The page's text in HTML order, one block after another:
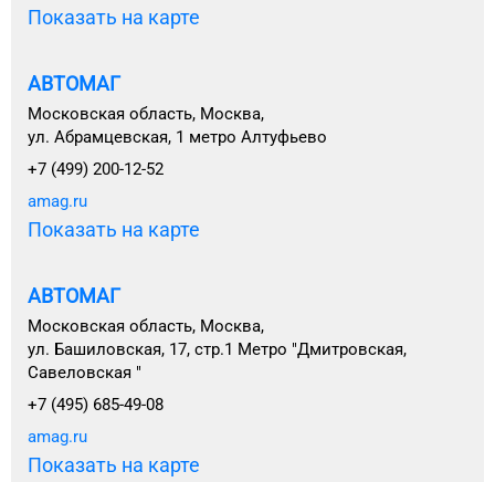
Показать на карте
АВТОМАГ
Московская область, Москва,
ул. Абрамцевская, 1 метро Алтуфьево
+7 (499) 200-12-52
amag.ru
Показать на карте
АВТОМАГ
Московская область, Москва,
ул. Башиловская, 17, стр.1 Метро "Дмитровская,
Савеловская "
+7 (495) 685-49-08
amag.ru
Показать на карте